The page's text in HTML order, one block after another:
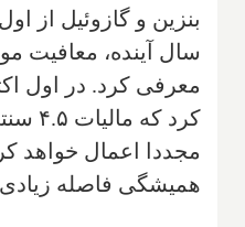
سال آینده، معافیت
معرفی کرد. در اول
کرد
همیشگی فاصله زیادی